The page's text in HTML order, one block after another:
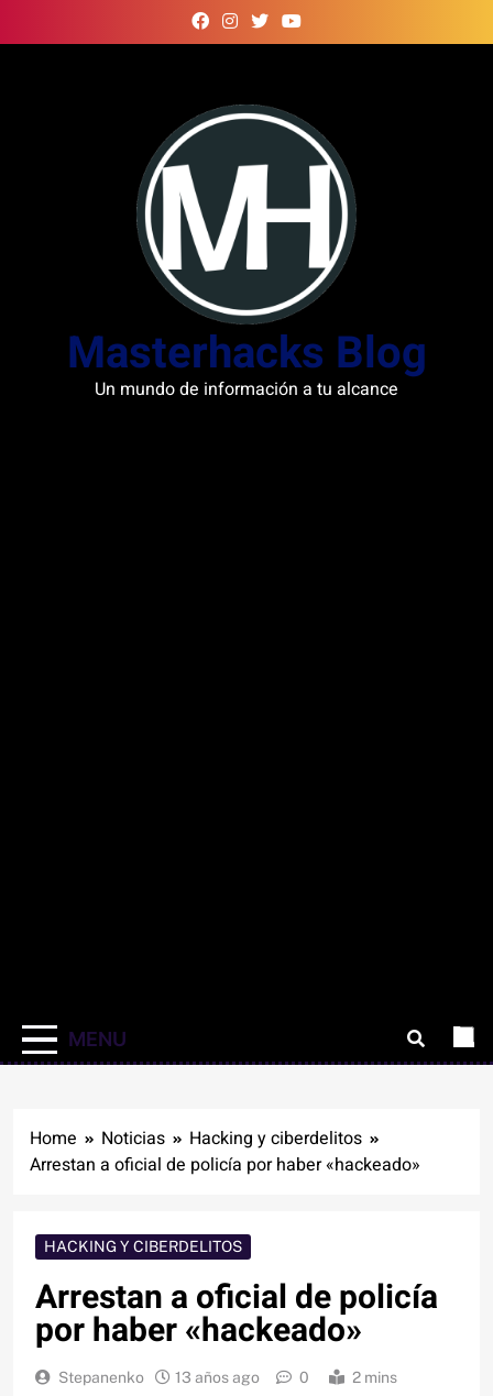
to
Masterhacks Blog
Un mundo de información a tu alcance
MENU
Home Noticias
Hacking y ciberdelitos
Arrestan a oficial de policía por haber «hackeado»
HACKING Y CIBERDELITOS
Arrestan a oficial de policía
por haber «hackeado»
Stepanenko 13 años ago 0 2 mins